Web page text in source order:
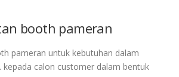
booth pameran
pameran untuk kebutuhan dalam
kepada calon customer dalam bentuk